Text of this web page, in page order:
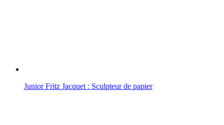
Junior Fritz Jacquet : Sculpteur de papier